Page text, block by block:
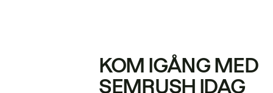
KOM IGÅNG MED
SEMRUSH IDAG